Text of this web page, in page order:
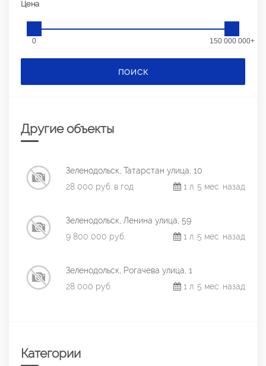
Цена
0 150 000 000+
ПОИСК
Другие объекты
Зеленодольск, Татарстан улица, 10
28 000 руб. в год
1 л. 5 мес. назад
Зеленодольск, Ленина улица, 59
9 800 000 руб.
1 л. 5 мес. назад
Зеленодольск, Рогачева улица, 1
28 000 руб.
1 л. 5 мес. назад
Категории